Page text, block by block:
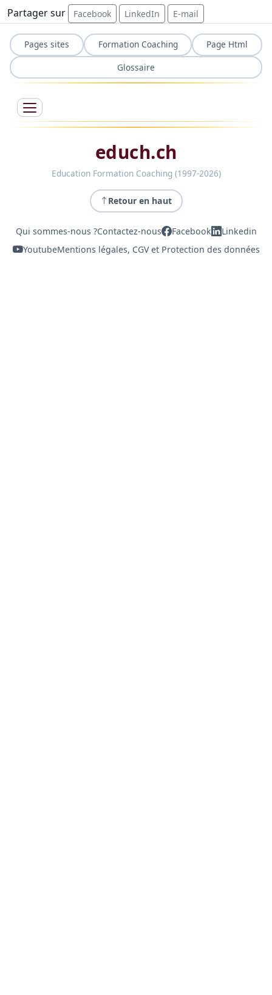
Partager sur
Facebook LinkedIn E-mail
Pages sites Formation Coaching
Page Html
Glossaire
educh.ch
Education Formation Coaching (1997-2026)
Retour en haut
Qui sommes-nous ?Contactez-nous Facebook
Linkedin
YoutubeMentions légales, CGV et Protection des données